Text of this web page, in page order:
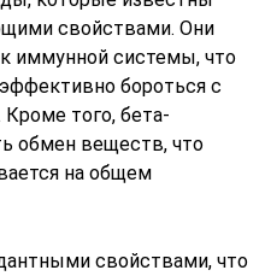
свойствами. Они
иммунной системы, что
бороться с
того, бета-
обмен веществ, что
на общем
свойствами, что